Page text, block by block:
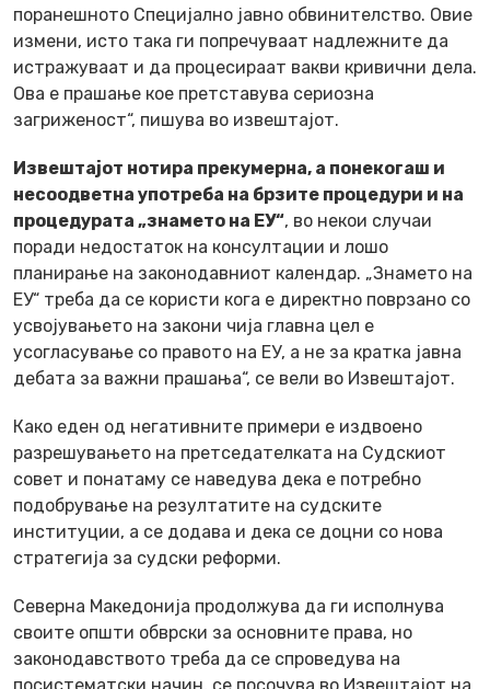
поранешното Специјално јавно обвинителство. Овие
измени, исто така ги попречуваат надлежните да
истражуваат и да процесираат вакви кривични дела.
Ова е прашање кое претставува сериозна
загриженост“, пишува во извештајот.
Извештајот нотира прекумерна, а понекогаш и
несоодветна употреба на брзите процедури и на
процедурата „знамето на ЕУ“, во некои случаи
поради недостаток на консултации и лошо
планирање на законодавниот календар. „Знамето на
ЕУ“ треба да се користи кога е директно поврзано со
усвојувањето на закони чија главна цел е
усогласување со правото на ЕУ, а не за кратка јавна
дебата за важни прашања“, се вели во Извештајот.
Како еден од негативните примери е издвоено
разрешувањето на претседателката на Судскиот
совет и понатаму се наведува дека е потребно
подобрување на резултатите на судските
институции, а се додава и дека се доцни со нова
стратегија за судски реформи.
Северна Македонија продолжува да ги исполнува
своите општи обврски за основните права, но
законодавството треба да се спроведува на